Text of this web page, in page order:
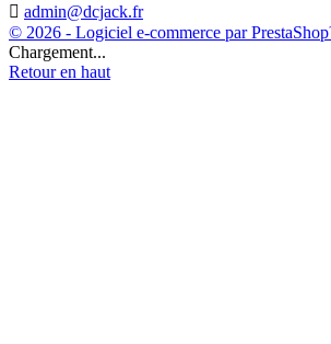
 admin@dcjack.fr
© 2026 - Logiciel e-commerce par
Chargement...
Retour en haut